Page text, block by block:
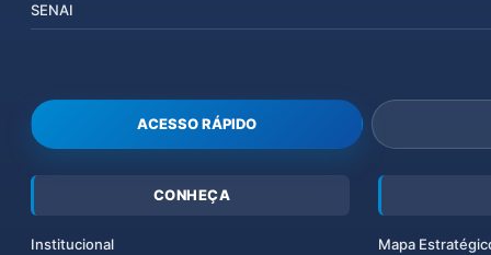
SENAI
ACESSO RÁPIDO
CONHEÇA
Institucional Mapa